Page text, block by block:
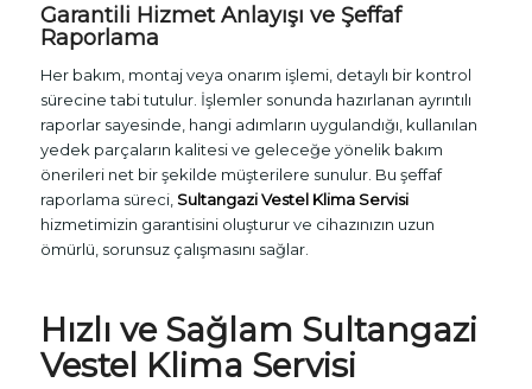
Garantili Hizmet Anlayışı ve Şeffaf
Raporlama
Her bakım, montaj veya onarım işlemi, detaylı bir kontrol
sürecine tabi tutulur. İşlemler sonunda hazırlanan ayrıntılı
raporlar sayesinde, hangi adımların uygulandığı, kullanılan
yedek parçaların kalitesi ve geleceğe yönelik bakım
önerileri net bir şekilde müşterilere sunulur. Bu şeffaf
raporlama süreci, Sultangazi Vestel Klima Servisi
hizmetimizin garantisini oluşturur ve cihazınızın uzun
ömürlü, sorunsuz çalışmasını sağlar.
Hızlı ve Sağlam Sultangazi
Vestel Klima Servisi